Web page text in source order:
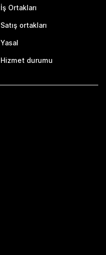
İş Ortakları
Satış ortakları
Yasal
Hizmet durumu